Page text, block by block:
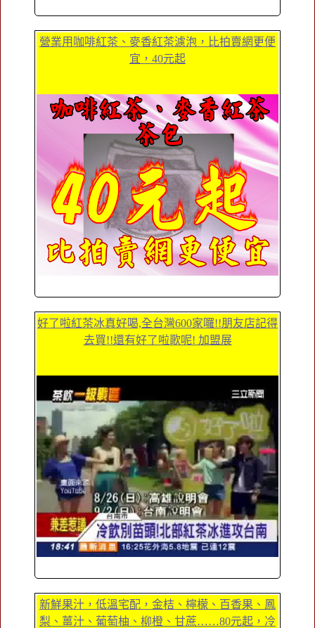
營業用咖啡紅茶、麥香紅茶濾泡，比拍賣網更便
宜，40元起
好了啦紅茶冰真好喝,全台灣600家囉!!朋友店記得
去買!!還有好了啦歌呢! 加盟展
新鮮果汁，低溫宅配，金桔、檸檬、百香果、鳳
梨、薑汁、葡萄柚、柳橙、甘蔗……80元起，冷